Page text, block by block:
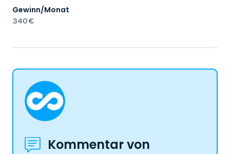
Gewinn/Monat
340 €
Kommentar von